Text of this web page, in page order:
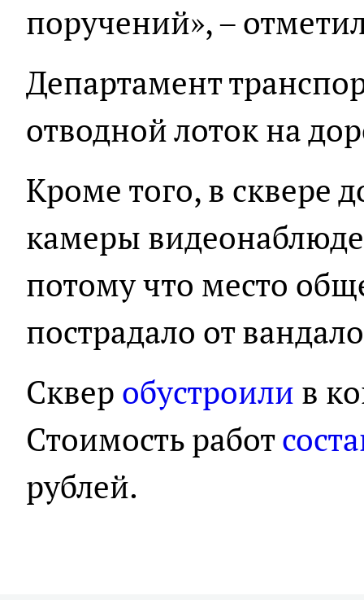
поручений», –
Департамент
отводной лоток на
Кроме того, в сквере
камеры
потому что место
пострадало от
Сквер обустроили в
Стоимость работ
рублей.